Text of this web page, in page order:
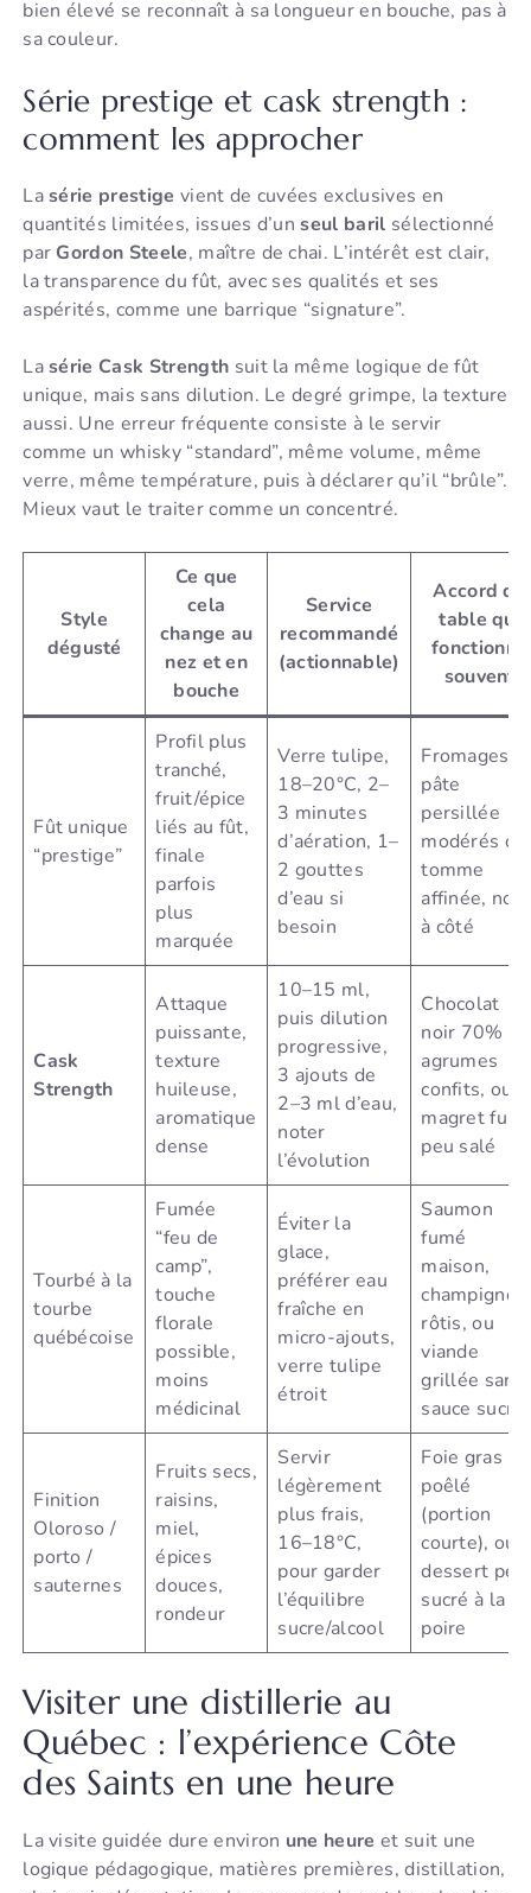
bien élevé se reconnaît à sa longueur en bouche, pas à
sa couleur.
Série prestige et cask strength :
comment les approcher
Lasérie prestige vient de cuvées exclusives en
quantités limitées, issues d’unseul baril sélectionné
par Gordon Steele, maître de chai. L’intérêt est clair,
la transparence du fût, avec ses qualités et ses
aspérités, comme une barrique “signature”.
Lasérie Cask Strength suit la même logique de fût
unique, mais sans dilution. Le degré grimpe, la texture
aussi. Une erreur fréquente consiste à le servir
comme un whisky “standard”, même volume, même
verre, même température, puis à déclarer qu’il “brûle”.
Mieux vaut le traiter comme un concentré.
Style
dégusté
Ce que
cela
change au
nez et en
bouche
Service
recommandé
(actionnable)
Accord de
table qui
fonctionne
souvent
Fût unique
“prestige”
Profil plus
tranché,
fruit/épice
liés au fût,
finale
parfois
plus
marquée
Verre tulipe,
18–20°C, 2–
3 minutes
d’aération, 1–
2 gouttes
d’eau si
besoin
Fromages à
pâte
persillée
modérés ou
tomme
affinée, noix
à côté
Cask
Strength
Attaque
puissante,
texture
huileuse,
aromatique
dense
10–15 ml,
puis dilution
progressive,
3 ajouts de
2–3 ml d’eau,
noter
l’évolution
Chocolat
noir 70% et
agrumes
confits, ou
magret
peu salé
Tourbé à la
tourbe
québécoise
Fumée
“feu de
camp”,
touche
florale
possible,
moins
médicinal
Éviter la
glace,
préférer eau
fraîche en
micro-ajouts,
verre tulipe
étroit
Saumon
fumé
maison,
rôtis, ou
viande
grillée sans
sauce
Finition
Oloroso /
porto /
sauternes
Fruits secs,
raisins,
miel,
épices
douces,
rondeur
Servir
légèrement
plus frais,
16–18°C,
pour garder
l’équilibre
sucre/alcool
Foie gras
poêlé
(portion
courte), ou
dessert peu
sucré à la
poire
Visiter une distillerie au
Québec : l’expérience Côte
des Saints en une heure
La visite guidée dure environ une heure et suit une
logique pédagogique, matières premières, distillation,